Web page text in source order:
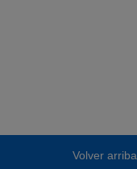
Volver arriba